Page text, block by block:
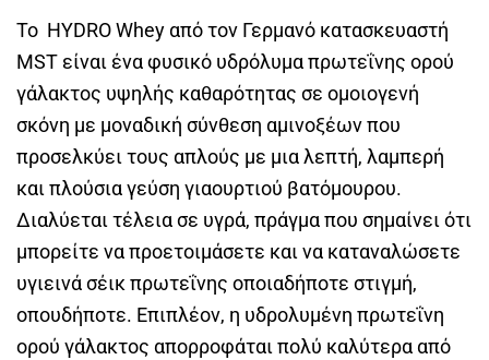
Το HYDRO Whey από τον Γερμανό κατασκευαστή
MST είναι ένα φυσικό υδρόλυμα πρωτεΐνης ορού
γάλακτος υψηλής καθαρότητας σε ομοιογενή
σκόνη με μοναδική σύνθεση αμινοξέων που
προσελκύει τους απλούς με μια λεπτή, λαμπερή
και πλούσια γεύση γιαουρτιού βατόμουρου.
Διαλύεται τέλεια σε υγρά, πράγμα που σημαίνει ότι
μπορείτε να προετοιμάσετε και να καταναλώσετε
υγιεινά σέικ πρωτεΐνης οποιαδήποτε στιγμή,
οπουδήποτε. Επιπλέον, η υδρολυμένη πρωτεΐνη
ορού γάλακτος απορροφάται πολύ καλύτερα από